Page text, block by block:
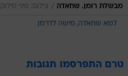
מבשלת רומן. שחאדה / צילום: פיני סילוק
למא שחאדה מישה לדרמן
טרם התפרסמו תגובות